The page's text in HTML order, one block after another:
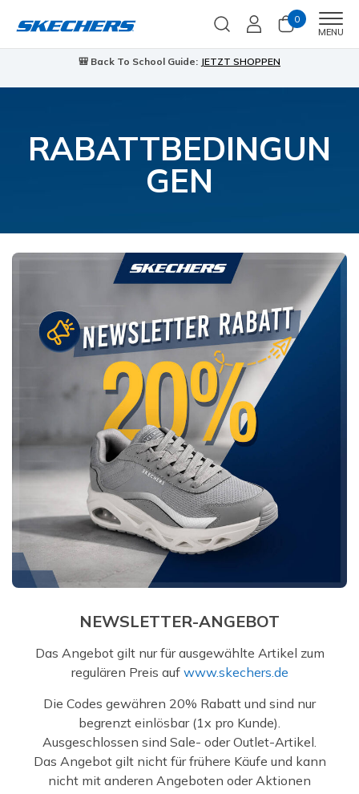
0
MENU
🎒 Back To School Guide: JETZT SHOPPEN
RABATTBEDINGUN
GEN
NEWSLETTER-ANGEBOT
Das Angebot gilt nur für ausgewählte Artikel zum
regulären Preis auf www.skechers.de
Die Codes gewähren 20% Rabatt und sind nur
begrenzt einlösbar (1x pro Kunde).
Ausgeschlossen sind Sale- oder Outlet-Artikel.
Das Angebot gilt nicht für frühere Käufe und kann
nicht mit anderen Angeboten oder Aktionen